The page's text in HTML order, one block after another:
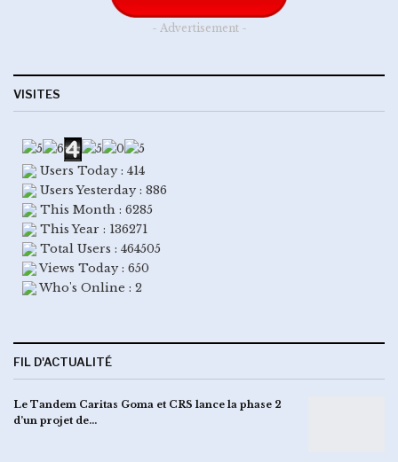
- Advertisement -
VISITES
Users Today : 414
Users Yesterday : 886
This Month : 6285
This Year : 136271
Total Users : 464505
Views Today : 650
Who's Online : 2
FIL D'ACTUALITÉ
Le Tandem Caritas Goma et CRS lance la phase 2
d’un projet de…